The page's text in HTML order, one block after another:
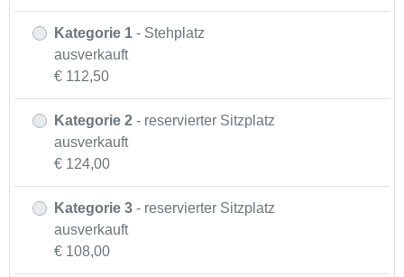
Kategorie 1 - Stehplatz
ausverkauft
€ 112,50
Kategorie 2 - reservierter Sitzplatz
ausverkauft
€ 124,00
Kategorie 3 - reservierter Sitzplatz
ausverkauft
€ 108,00